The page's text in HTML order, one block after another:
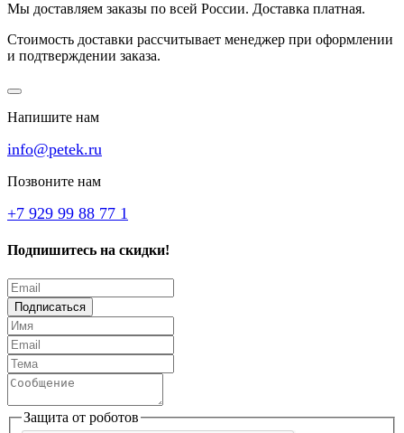
Мы доставляем заказы по всей России. Доставка платная.
Стоимость доставки рассчитывает менеджер при оформлении
и подтверждении заказа.
Напишите нам
info@petek.ru
Позвоните нам
+7 929 99 88 77 1
Подпишитесь на скидки!
Подписаться
Защита от роботов